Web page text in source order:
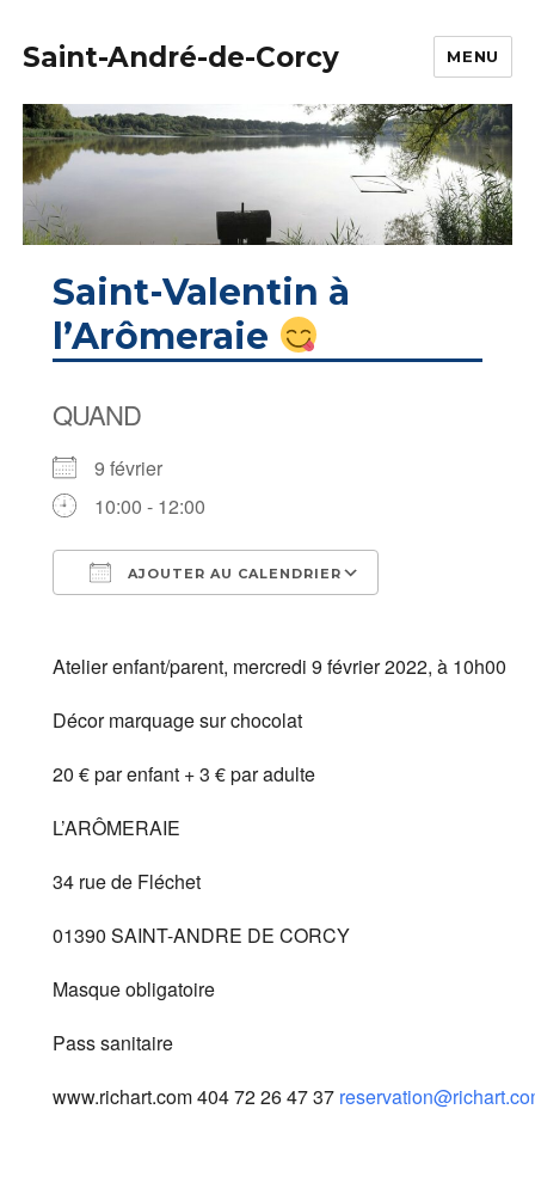
Saint-André-de-Corcy MENU
Saint-Valentin à
l’Arômeraie
QUAND
9 février
10:00 - 12:00
AJOUTER AU CALENDRIER
Atelier enfant/parent, mercredi 9 février 2022, à 10h00
Décor marquage sur chocolat
20 € par enfant + 3 € par adulte
L’ARÔMERAIE
34 rue de Fléchet
01390 SAINT-ANDRE DE CORCY
Masque obligatoire
Pass sanitaire
www.richart.com 404 72 26 47 37